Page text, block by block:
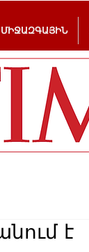
ՄԻՋԱԶԳԱՅԻՆ
է